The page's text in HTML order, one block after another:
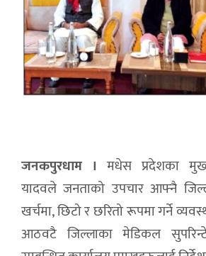
जनकपुरधाम । मधेस प्रदेशका
यादवले जनताको उपचार आफ्नै
खर्चमा, छिटो र छरितो रूपमा गर्ने
आठवटै जिल्लाका मेडिकल